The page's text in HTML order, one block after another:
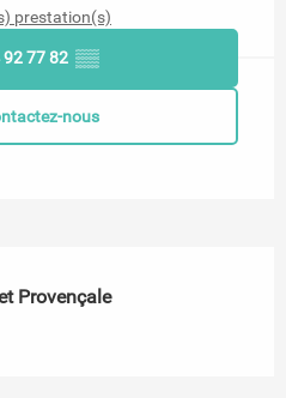
prestation(s)
92 77 82 ▒▒
nous
Provençale